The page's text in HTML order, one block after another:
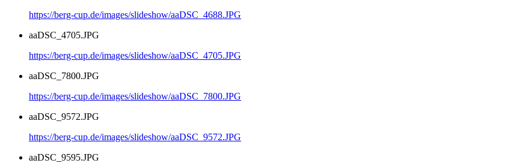
https://berg-cup.de/images/slideshow/aaDSC_4688.JPG
aaDSC_4705.JPG
https://berg-cup.de/images/slideshow/aaDSC_4705.JPG
aaDSC_7800.JPG
https://berg-cup.de/images/slideshow/aaDSC_7800.JPG
aaDSC_9572.JPG
https://berg-cup.de/images/slideshow/aaDSC_9572.JPG
aaDSC_9595.JPG